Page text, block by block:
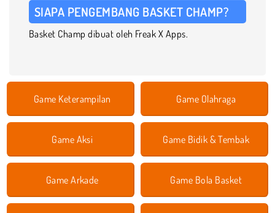
SIAPA PENGEMBANG BASKET CHAMP?
Basket Champ dibuat oleh Freak X Apps.
Game Keterampilan Game Olahraga
Game Aksi Game Bidik & Tembak
Game Arkade Game Bola Basket